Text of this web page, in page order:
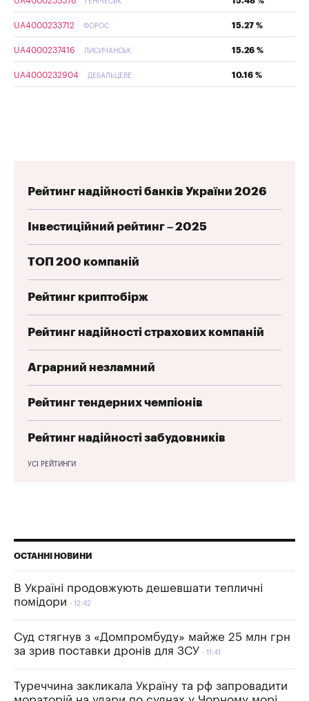
UA4000233712 ФОРОС 15.27 %
UA4000237416 ЛИСИЧАНСЬК 15.26 %
UA4000232904 ДЕБАЛЬЦЕВЕ 10.16 %
Рейтинг надійності банків України 2026
Інвестиційний рейтинг – 2025
ТОП 200 компаній
Рейтинг криптобірж
Рейтинг надійності страхових компаній
Аграрний незламний
Рейтинг тендерних чемпіонів
Рейтинг надійності забудовників
УСІ РЕЙТИНГИ
ОСТАННІ НОВИНИ
В Україні продовжують дешевшати тепличні
помідори
12:42
Суд стягнув з «Домпромбуду» майже 25 млн грн
за зрив поставки дронів для ЗСУ
11:41
Туреччина закликала Україну та рф запровадити